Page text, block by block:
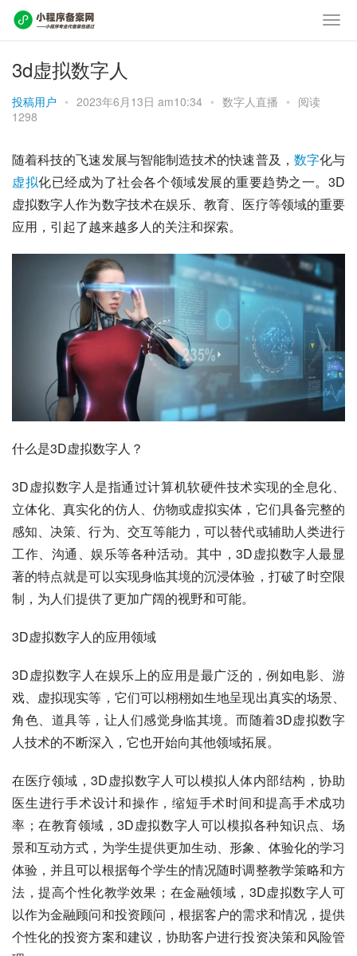
3d虚拟数字人
投稿用户 • 2023年6月13日 am10:34 • 数字人直播 • 阅读
1298
随着科技的飞速发展与智能制造技术的快速普及， 数字化与
虚拟化已经成为了社会各个领域发展的重要趋势之一。3D
虚拟数字人作为数字技术在娱乐、教育、医疗等领域的重要
应用，引起了越来越多人的关注和探索。
什么是3D虚拟数字人？
3D虚拟数字人是指通过计算机软硬件技术实现的全息化、
立体化、真实化的仿人、仿物或虚拟实体，它们具备完整的
感知、决策、行为、交互等能力，可以替代或辅助人类进行
工作、沟通、娱乐等各种活动。其中，3D虚拟数字人最显
著的特点就是可以实现身临其境的沉浸体验，打破了时空限
制，为人们提供了更加广阔的视野和可能。
3D虚拟数字人的应用领域
3D虚拟数字人在娱乐上的应用是最广泛的，例如电影、游
戏、虚拟现实等，它们可以栩栩如生地呈现出真实的场景、
角色、道具等，让人们感觉身临其境。而随着3D虚拟数字
人技术的不断深入，它也开始向其他领域拓展。
在医疗领域，3D虚拟数字人可以模拟人体内部结构，协助
医生进行手术设计和操作，缩短手术时间和提高手术成功
率；在教育领域，3D虚拟数字人可以模拟各种知识点、场
景和互动方式，为学生提供更加生动、形象、体验化的学习
体验，并且可以根据每个学生的情况随时调整教学策略和方
法，提高个性化教学效果；在金融领域，3D虚拟数字人可
以作为金融顾问和投资顾问，根据客户的需求和情况，提供
个性化的投资方案和建议，协助客户进行投资决策和风险管